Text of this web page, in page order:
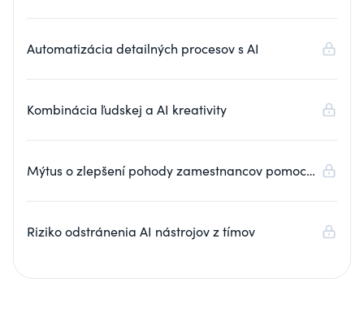
Automatizácia detailných procesov s AI
Kombinácia ľudskej a AI kreativity
Mýtus o zlepšení pohody zamestnancov pomocou
Riziko odstránenia AI nástrojov z tímov